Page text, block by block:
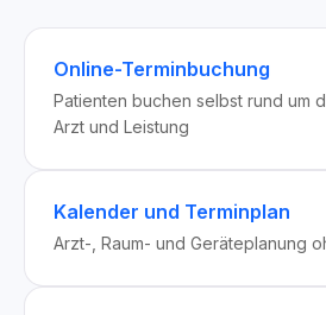
Online-Terminbuchung
Patienten buchen selbst rund um
Arzt und Leistung
Kalender und Terminplan
Arzt-, Raum- und Geräteplanung